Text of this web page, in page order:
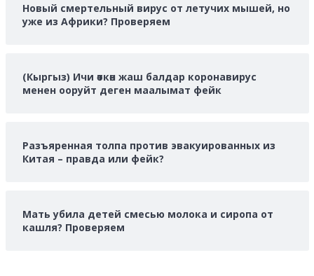
Новый смертельный вирус от летучих мышей, но
уже из Африки? Проверяем
(Кыргыз) Ичи өткөн жаш балдар коронавирус
менен ооруйт деген маалымат фейк
Разъяренная толпа против эвакуированных из
Китая – правда или фейк?
Мать убила детей смесью молока и сиропа от
кашля? Проверяем